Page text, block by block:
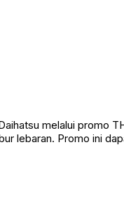
melalui promo
lebaran. Promo ini